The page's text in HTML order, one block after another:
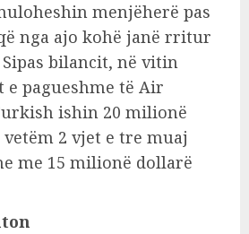
menjëherë pas
nga ajo kohë janë rritur
bilancit, në vitin
e pagueshme të Air
ishin 20 milionë
2 vjet e tre muaj
me 15 milionë dollarë